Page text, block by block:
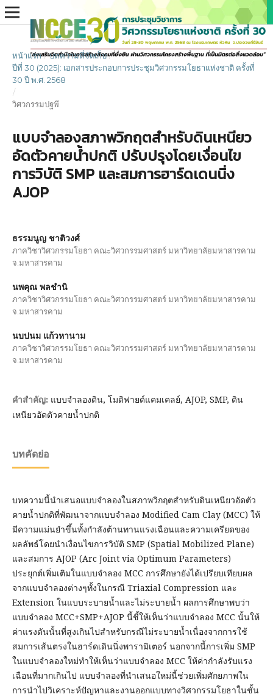
หน้าแรก / บทความที่จัดเก็บ /
ปีที่ 30 (2025): เอกสารประกอบการประชุมวิศวกรรมโยธาแห่งชาติ ครั้งที่
30 ปี พ.ศ. 2568
/
วิศวกรรมปฐพี
แบบจำลองสภาพวิกฤตสำหรับดินเหนียว
อัดตัวคายน้ำปกติ ปรับปรุงโดยเงื่อนไข
การวิบัติ SMP และสมการฮาร์ดเดนนิ่ง
AJOP
ธรรมนูญ ชาติวงศ์
ภาควิชาวิศวกรรมโยธา คณะวิศวกรรมศาสตร์ มหาวิทยาลัยมหาสารคาม
จ.มหาสารคาม
นพคุณ พลชำนิ
ภาควิชาวิศวกรรมโยธา คณะวิศวกรรมศาสตร์ มหาวิทยาลัยมหาสารคาม
จ.มหาสารคาม
นบปนม แก้วหานาม
ภาควิชาวิศวกรรมโยธา คณะวิศวกรรมศาสตร์ มหาวิทยาลัยมหาสารคาม
จ.มหาสารคาม
คำสำคัญ: แบบจำลองดิน, โมดิฟายด์แคมเคลย์, AJOP, SMP, ดิน
เหนียวอัดตัวคายน้ำปกติ
บทคัดย่อ
บทความนี้นำเสนอแบบจำลองในสภาพวิกฤตสำหรับดินเหนียวอัดตัว
คายน้ำปกติที่พัฒนาจากแบบจำลอง Modified Cam Clay (MCC) ให้
มีความแม่นยำขึ้นทั้งกำลังต้านทานแรงเฉือนและความเครียดของ
ผลลัพธ์โดยนำเงื่อนไขการวิบัติ SMP (Spatial Mobilized Plane)
และสมการ AJOP (Arc Joint via Optimum Parameters)
ประยุกต์เพิ่มเติมในแบบจำลอง MCC การศึกษายังได้เปรียบเทียบผล
จากแบบจำลองต่างๆทั้งในกรณี Triaxial Compression และ
Extension ในแบบระบายน้ำและไม่ระบายน้ำ ผลการศึกษาพบว่า
แบบจำลอง MCC+SMP+AJOP นี้ชี้ให้เห็นว่าแบบจำลอง MCC นั้นให้
ค่าแรงดันนั้นที่สูงเกินไปสำหรับกรณีไม่ระบายน้ำเนื่องจากการใช้
สมการเส้นตรงในฮาร์ดเดินนิ่งพารามิเตอร์ นอกจากนี้การเพิ่ม SMP
ในแบบจำลองใหม่ทำให้เห็นว่าแบบจำลอง MCC ให้ค่ากำลังรับแรง
เฉือนที่มากเกินไป แบบจำลองที่นำเสนอใหม่นี้ช่วยเพิ่มศักยภาพใน
การนำไปวิเคราะห์ปัญหาและงานออกแบบทางวิศวกรรมโยธาในชั้น